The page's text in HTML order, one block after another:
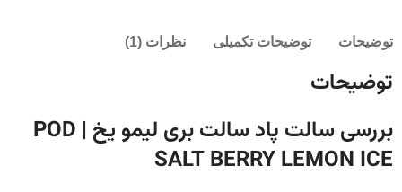
توضیحات توضیحات تکمیلی نظرات (1)
توضیحات
بررسی سالت پاد سالت بری لیمو یخ | POD
SALT BERRY LEMON ICE